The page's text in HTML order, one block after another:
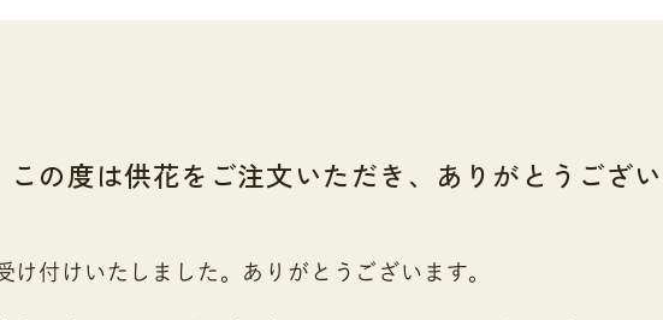
この度は供花をご注文いただき、 ありがとうござい
け付けいたしました。ありがとうございます。